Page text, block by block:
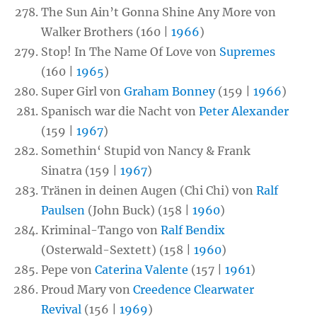
The Sun Ain’t Gonna Shine Any More von
Walker Brothers (160 |1966)
Stop! In The Name Of Love von Supremes
(160 |1965)
Super Girl vonGraham Bonney(159 |1966)
Spanisch war die Nacht vonPeter Alexander
(159 |1967)
Somethin‘ Stupid von Nancy & Frank
Sinatra (159 |1967)
Tränen in deinen Augen (Chi Chi) vonRalf
Paulsen (John Buck) (158 |1960)
Kriminal-Tango vonRalf Bendix
(Osterwald-Sextett) (158 |1960)
Pepe vonCaterina Valente (157 |1961)
Proud Mary vonCreedence Clearwater
Revival (156 |1969)